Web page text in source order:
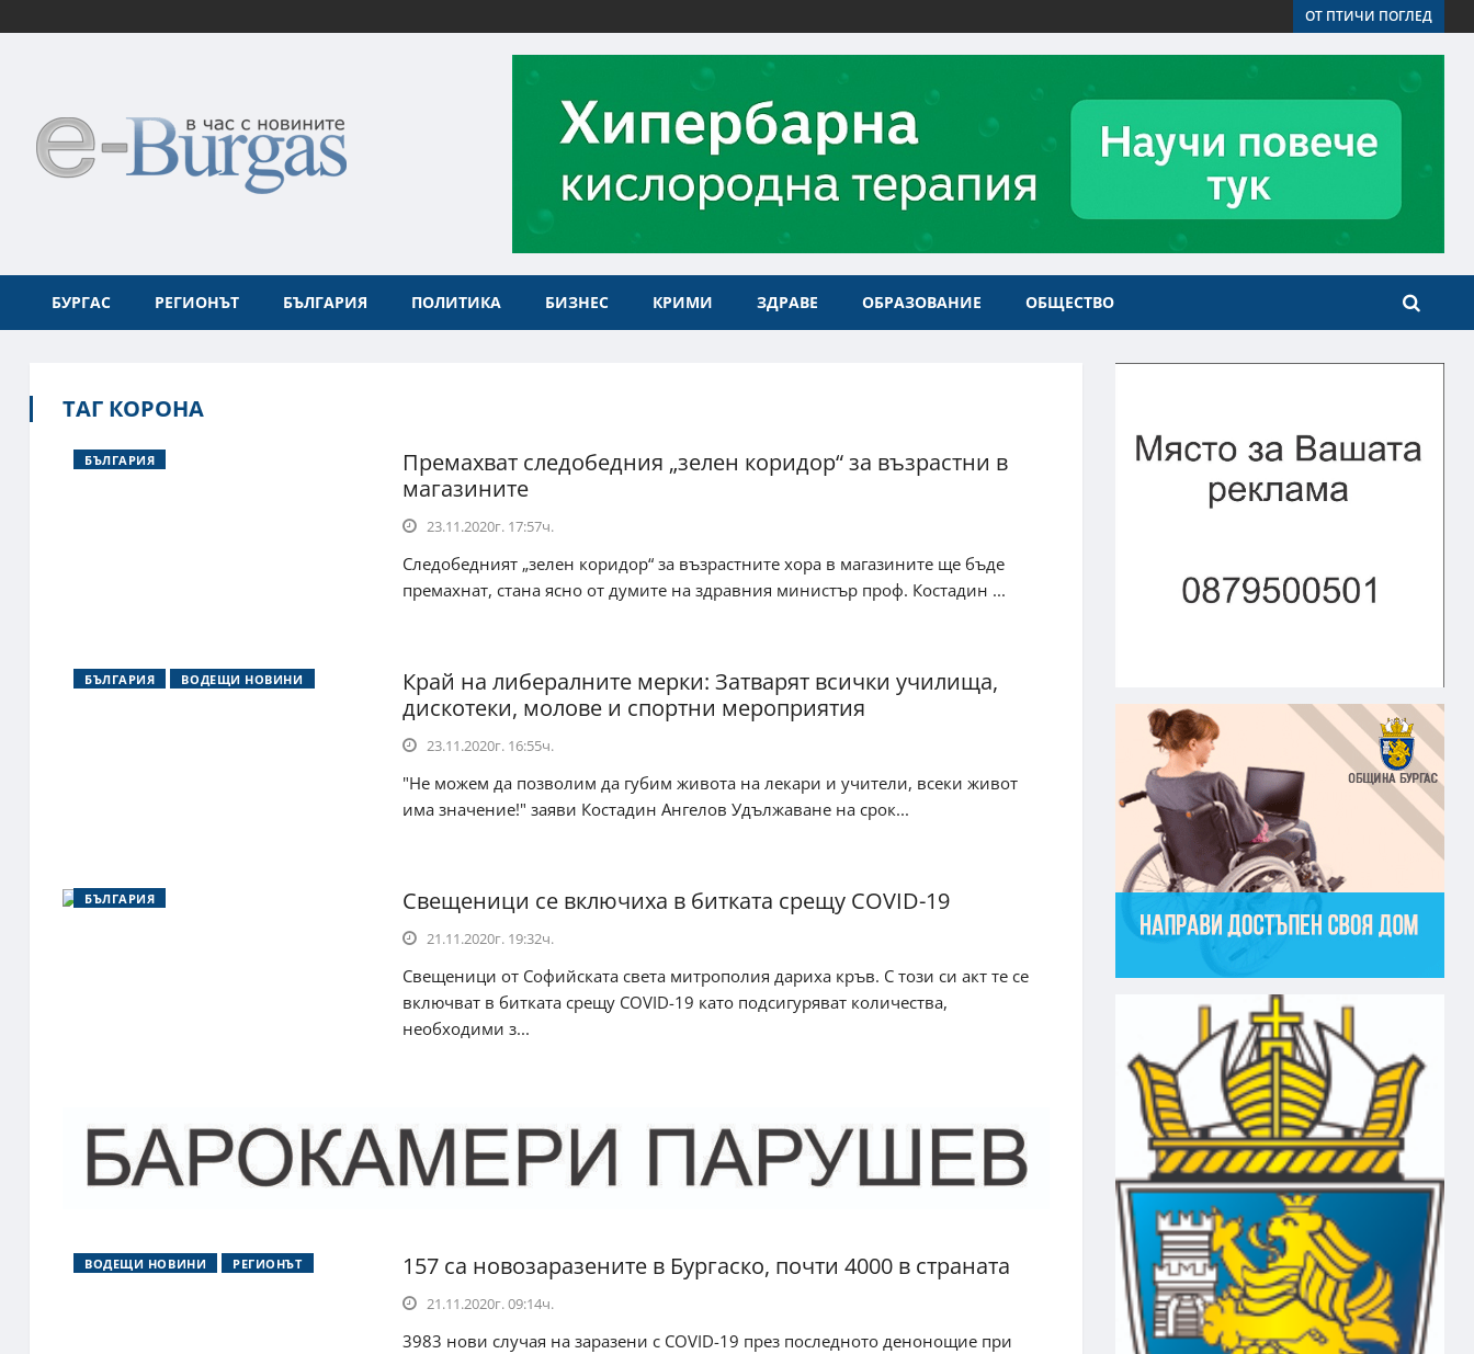
ОТ ПТИЧИ ПОГЛЕД
БУРГАС РЕГИОНЪТ БЪЛГАРИЯ ПОЛИТИКА БИЗНЕС КРИМИ ЗДРАВЕ ОБРАЗОВАНИЕ ОБЩЕСТВО
ТАГ КОРОНА
БЪЛГАРИЯ
Премахват следобедния „зелен коридор“ за възрастни в
магазините
23.11.2020г. 17:57ч.
Следобедният „зелен коридор“ за възрастните хора в магазините ще бъде
премахнат, стана ясно от думите на здравния министър проф. Костадин ...
БЪЛГАРИЯ ВОДЕЩИ НОВИНИ
Край на либералните мерки: Затварят всички училища,
дискотеки, молове и спортни мероприятия
23.11.2020г. 16:55ч.
"Не можем да позволим да губим живота на лекари и учители, всеки живот
има значение!" заяви Костадин Ангелов Удължаване на срок...
БЪЛГАРИЯ Свещеници се включиха в битката срещу COVID-19
21.11.2020г. 19:32ч.
Свещеници от Софийската света митрополия дариха кръв. С този си акт те се
включват в битката срещу COVID-19 като подсигуряват количества,
необходими з...
ВОДЕЩИ НОВИНИ РЕГИОНЪТ 157 са новозаразените в Бургаско, почти 4000 в страната
21.11.2020г. 09:14ч.
3983 нови случая на заразени с COVID-19 през последното денонощие при